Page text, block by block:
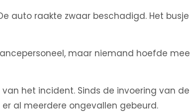
auto raakte zwaar beschadigd. Het busje
maar niemand hoefde mee
het incident. Sinds de invoering van de
al meerdere ongevallen gebeurd.